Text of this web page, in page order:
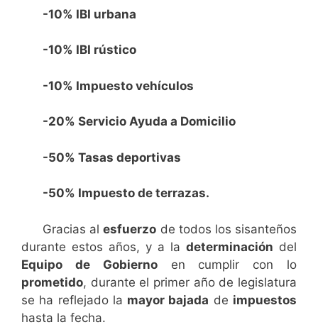
-10% IBI urbana
-10% IBI rústico
-10% Impuesto vehículos
-20% Servicio Ayuda a Domicilio
-50% Tasas deportivas
-50% Impuesto de terrazas.
Gracias alesfuerzo de todos los sisanteños
durante estos años, y a la determinación del
Equipo de Gobiernoen cumplir con lo
prometido, durante el primer año de legislatura
se ha reflejado la mayor bajada de impuestos
hasta la fecha.